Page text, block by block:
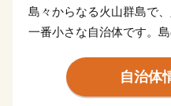
島々からなる火山群島で
一番小さな自治体です。
ある斑島のポットホール
る姫の松原などがあり、
自治体